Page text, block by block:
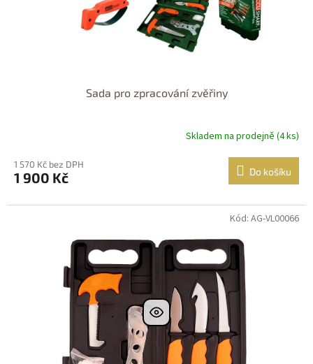
Sada pro zpracování zvěřiny
Skladem na prodejně (4 ks)
1 570 Kč bez DPH
1 900 Kč Do košíku
Kód: AG-VL00066